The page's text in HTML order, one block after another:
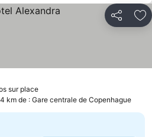
Partager
sur place
km de : Gare centrale de Copenhague